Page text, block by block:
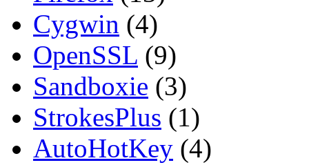
Cygwin (4)
OpenSSL (9)
Sandboxie (3)
StrokesPlus (1)
AutoHotKey (4)